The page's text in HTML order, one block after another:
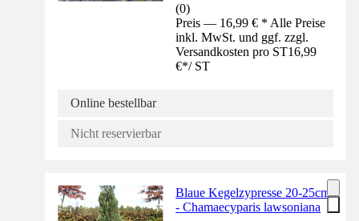
(0)
Preis — 16,99 € * Alle Preise
inkl. MwSt. und ggf. zzgl.
Versandkosten pro ST16,99
€*/ ST
Online bestellbar
Nicht reservierbar
Blaue Kegelzypresse 20-25cm
- Chamaecyparis lawsoniana